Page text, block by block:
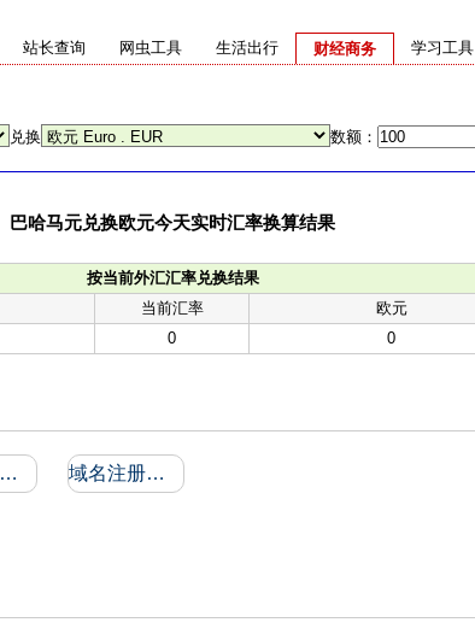
站长查询 网虫工具 生活出行
财经商务
学习工具
兑换 数额：
巴哈马元兑换欧元今天实时汇率换算结果
按当前外汇汇率兑换结果
当前汇率
欧元
0 0
搜索引擎收录和反向链接 域名注册信息